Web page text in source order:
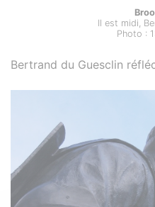
Il est midi,
Photo :
Bertrand du Guesclin